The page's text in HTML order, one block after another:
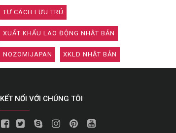
TƯ CÁCH LƯU TRÚ
XUẤT KHẨU LAO ĐỘNG NHẬT BẢN
NOZOMIJAPAN XKLD NHẬT BẢN
KẾT NỐI VỚI CHÚNG TÔI